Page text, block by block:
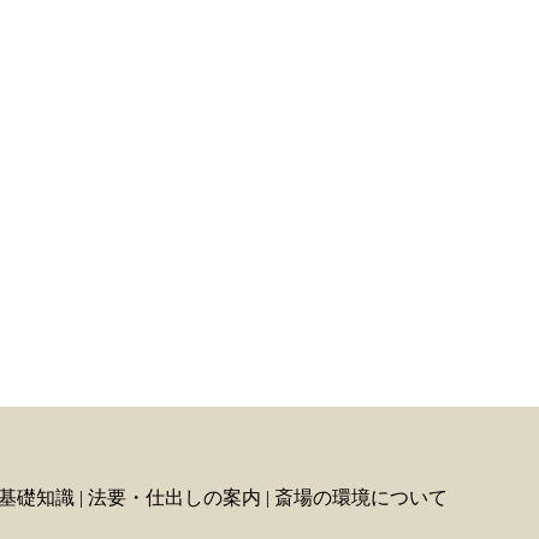
礎知識 | 法要・仕出しの案内 | 斎場の環境について